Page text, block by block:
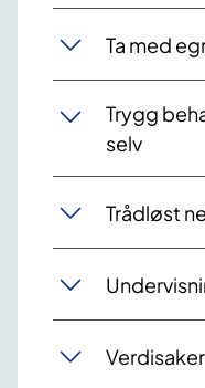
Ta med
Trygg
selv
Trådløst
Verdisaker